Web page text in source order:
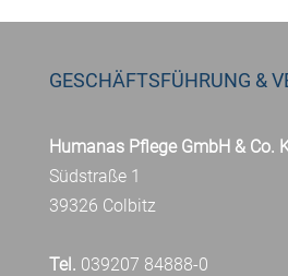
GESCHÄFTSFÜHRUNG &
Humanas Pflege GmbH & Co.
Südstraße 1
39326 Colbitz
Tel. 039207 84888-0